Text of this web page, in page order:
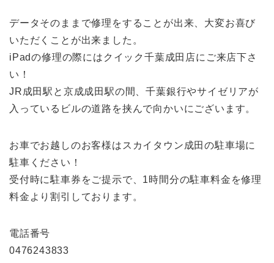
データそのままで修理をすることが出来、大変お喜び
いただくことが出来ました。
iPadの修理の際にはクイック千葉成田店にご来店下さ
い！
JR成田駅と京成成田駅の間、千葉銀行やサイゼリアが
入っているビルの道路を挟んで向かいにございます。
お車でお越しのお客様はスカイタウン成田の駐車場に
駐車ください！
受付時に駐車券をご提示で、1時間分の駐車料金を修理
料金より割引しております。
電話番号
0476243833